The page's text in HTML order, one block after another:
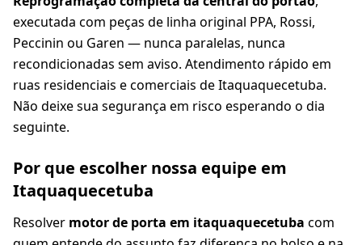
executada com peças de linha original PPA, Rossi,
Peccinin ou Garen — nunca paralelas, nunca
recondicionadas sem aviso. Atendimento rápido em
ruas residenciais e comerciais de Itaquaquecetuba.
Não deixe sua segurança em risco esperando o dia
seguinte.
Por que escolher nossa equipe em
Itaquaquecetuba
Resolver motor de porta em itaquaquecetuba com